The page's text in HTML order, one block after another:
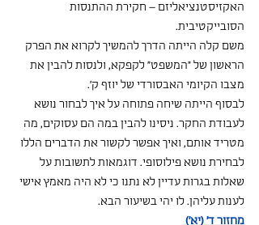
האקזיסטנציאליזם – חקירת ההתנסות
הסובייקטיבית.
משם קלה הייתה הדרך להמשיך לקרוא את הפרק
הראשון של "המשפט" לקפקא, ולנסות להבין את
מצבו הקיומי האבסורדי של יוזף ק'.
לבסוף הייתה שיחה פתוחה על איך לבחור נושא
לעבודת החקר. ניסינו להבין במה הם עסוקים, מה
מטריד אותם, ואיך אפשר לקשור את הדברים הללו
לבחירת נושא פילוסופי. דוגמאות לתשובות על
שאלות בגרות עדיין לא נתנו כי לא היה מאמץ אישי
לענות עליהן. לו יהי בשיעור הבא.
מחזור ד' (יא')